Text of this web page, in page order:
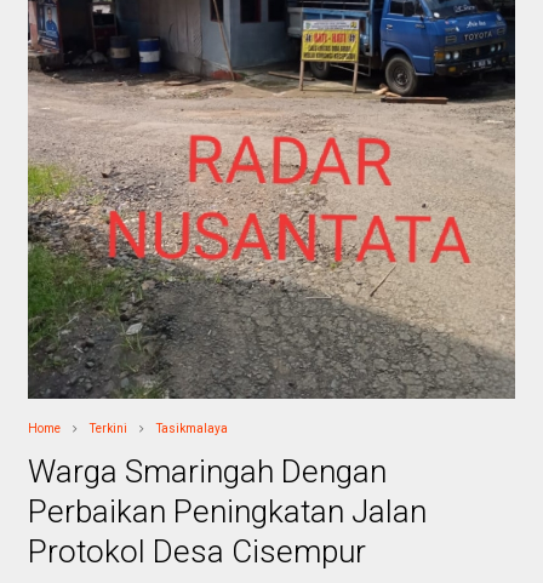
Home Terkini Tasikmalaya
Warga Smaringah Dengan
Perbaikan Peningkatan Jalan
Protokol Desa Cisempur